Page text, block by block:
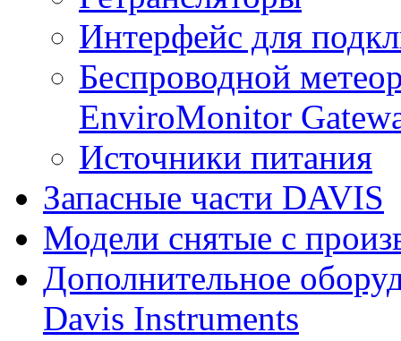
Интерфейс для
Беспроводной
EnviroMonitor
Источники питания
Запасные части DAVIS
Модели снятые с
Дополнительное
Davis Instruments